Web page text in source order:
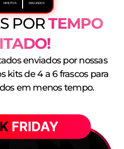
MINUTOS SEGUNDOS
PORTEMPO
enviados por nossas
kits de 4 a 6 frascos para
em menos tempo.